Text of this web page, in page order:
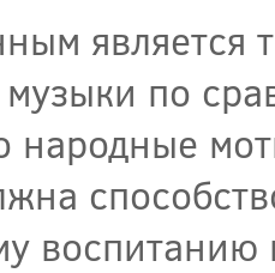
по
народные